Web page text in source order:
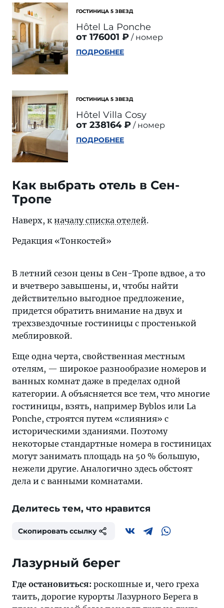
ГОСТИНИЦА 5 ЗВЕЗД
Hôtel La Ponche
от 176001 ₽
номер
ПОДРОБНЕЕ
ГОСТИНИЦА 5 ЗВЕЗД
Hôtel Villa Cosy
от 238164 ₽
номер
ПОДРОБНЕЕ
Как выбрать отель в Сен-
Тропе
Наверх, кначалу списка отелей.
Редакция «Тонкостей»
В летний сезон цены в Сен-Тропе вдвое, а то
и вчетверо завышены, и, чтобы найти
действительно выгодное предложение,
придется обратить внимание на двух и
трехзвездочные гостиницы с простенькой
меблировкой.
Еще одна черта, свойственная местным
отелям, — широкое разнообразие номеров и
ванных комнат даже в пределах одной
категории. А объясняется все тем, что многие
гостиницы, взять, например Byblos или La
Ponche, строятся путем «слияния» с
историческими зданиями. Поэтому
некоторые стандартные номера в гостиницах
могут занимать площадь на 50 % большую,
нежели другие. Аналогично здесь обстоят
дела и с ванными комнатами.
Делитесь тем, что нравится
Скопировать ссылку
Лазурный берег
Где остановиться: роскошные и, чего греха
таить, дорогие курорты Лазурного Берега в